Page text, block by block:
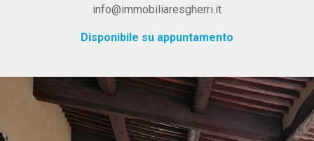
info@immobiliaresgherri.it
Disponibile su appuntamento